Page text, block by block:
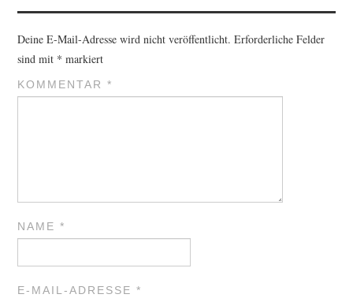
Deine E-Mail-Adresse wird nicht veröffentlicht. Erforderliche Felder
sind mit * markiert
KOMMENTAR*
NAME*
E-MAIL-ADRESSE*